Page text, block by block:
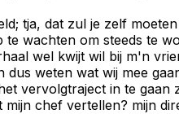
tja, dat zul je zelf
te wachten om steeds te
wel kwijt wil bij m'n
weten wat wij mee
vervolgtraject in te
chef vertellen? mijn